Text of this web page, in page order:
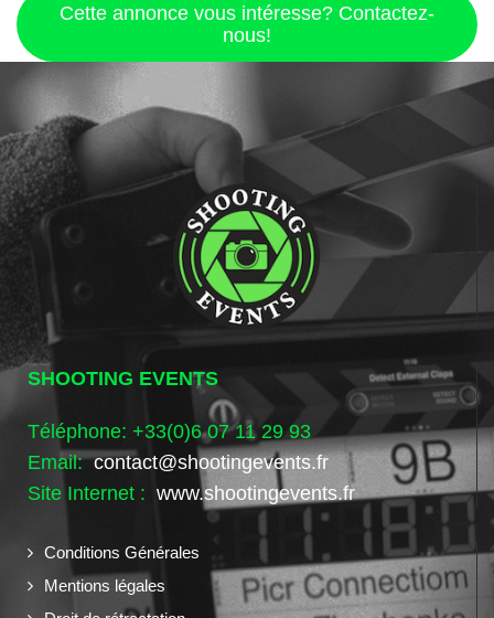
Cette annonce vous intéresse? Contactez-
nous!
SHOOTING EVENTS
Téléphone: +33(0)6 07 11 29 93
Email:contact@shootingevents.fr
Site Internet : www.shootingevents.fr
Conditions Générales
Mentions légales